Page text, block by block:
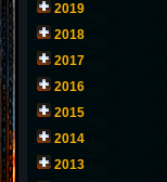
2019
2018
2017
2016
2015
2014
2013